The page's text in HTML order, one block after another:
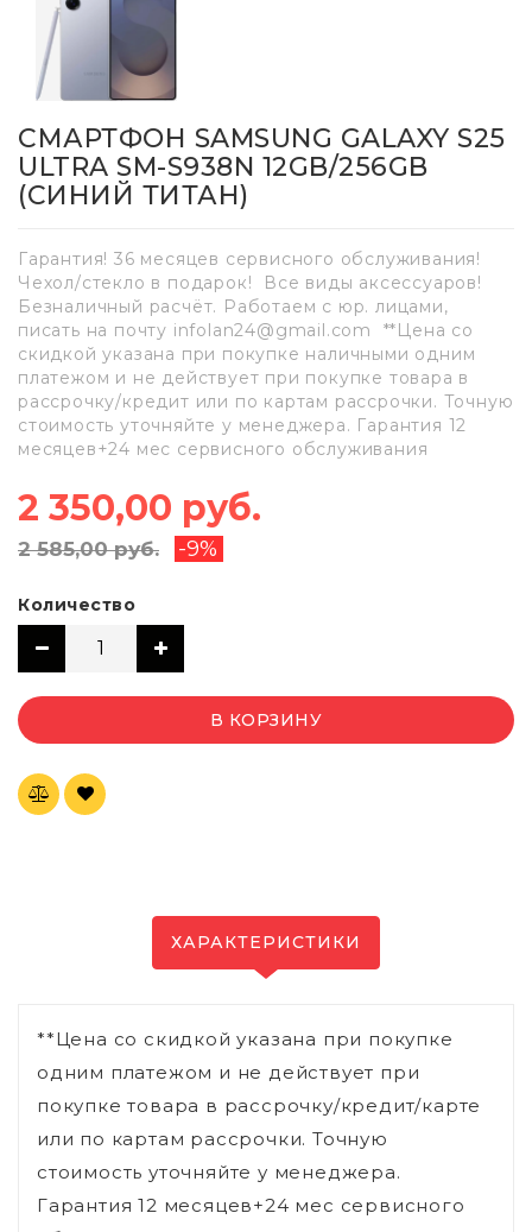
СМАРТФОН SAMSUNG GALAXY S25
ULTRA SM-S938N 12GB/256GB
(СИНИЙ ТИТАН)
Гарантия! 36 месяцев сервисного обслуживания!
Чехол/стекло в подарок! Все виды аксессуаров!
Безналичный расчёт. Работаем с юр. лицами,
писать на почту infolan24@gmail.com **Цена со
скидкой указана при покупке наличными одним
платежом и не действует при покупке товара в
рассрочку/кредит или по картам рассрочки. Точную
стоимость уточняйте у менеджера. Гарантия 12
месяцев+24 мес сервисного обслуживания
2 350,00 руб.
2 585,00 руб. -9%
Количество
В КОРЗИНУ
ХАРАКТЕРИСТИКИ
**Цена со скидкой указана при покупке
одним платежом и не действует при
покупке товара в рассрочку/кредит/карте
или по картам рассрочки. Точную
стоимость уточняйте у менеджера.
Гарантия 12 месяцев+24 мес сервисного